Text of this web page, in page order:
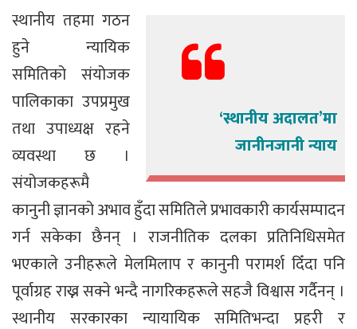
‘स्थानीय अदालत’मा
जानीनजानी न्याय
स्थानीय तहमा गठन
हुने न्यायिक
समितिको संयोजक
पालिकाका उपप्रमुख
तथा उपाध्यक्ष रहने
व्यवस्था छ ।
संयोजकहरूमै
कानुनी ज्ञानको अभाव हुँदा समितिले प्रभावकारी कार्यसम्पादन
गर्न सकेका छैनन् । राजनीतिक दलका प्रतिनिधिसमेत
भएकाले उनीहरूले मेलमिलाप र कानुनी परामर्श दिँदा पनि
पूर्वाग्रह राख्न सक्ने भन्दै नागरिकहरूले सहजै विश्वास गर्दैनन् ।
स्थानीय सरकारका न्यायायिक समितिभन्दा प्रहरी र